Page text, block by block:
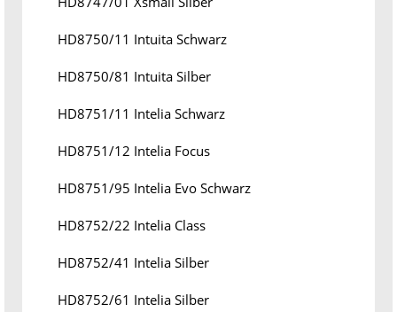
HD8750/11 Intuita Schwarz
HD8750/81 Intuita Silber
HD8751/11 Intelia Schwarz
HD8751/12 Intelia Focus
HD8751/95 Intelia Evo Schwarz
HD8752/22 Intelia Class
HD8752/41 Intelia Silber
HD8752/61 Intelia Silber